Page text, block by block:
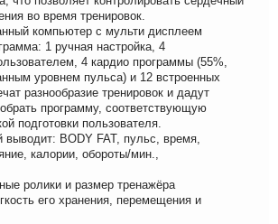
во время тренировок.
компьютер с мульти дисплеем
1 ручная настройка, 4
4 кардио программы (55%,
уровнем пульса) и 12 встроенных
разнообразие тренировок и дадут
программу, соответствующую
подготовки пользователя.
выводит: BODY FAT, пульс, время,
калории, обороты/мин.,
ролики и размер тренажёра
его хранения, перемещения и